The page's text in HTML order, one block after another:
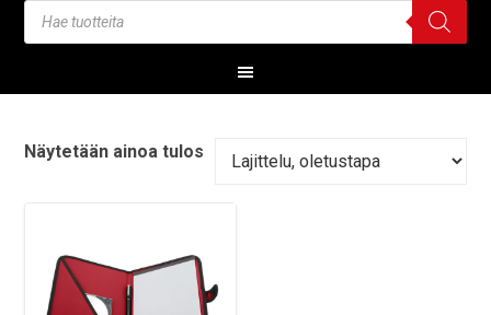
Näytetään ainoa tulos